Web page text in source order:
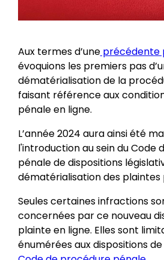
Aux termes d’uneprécédente
évoquions les premiers pas
dématérialisation de la
faisant référence aux
pénale en ligne.
L’année 2024 aura ainsi été
l'introduction au sein du Code
pénale de dispositions
dématérialisation des plaintes
Seules certaines infractions
concernées par ce nouveau
plainte en ligne. Elles sont
énumérées aux dispositions de